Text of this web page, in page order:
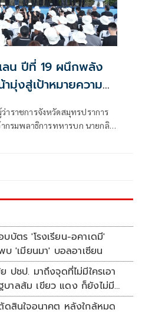
ลน ปีที่ 19 ผนึกพลัง
มุ่งสู่เป้าหมายความ
ราชการจังหวัดสมุทรปราการ
ากรมพลาธิการทหารบก นายกลิ
บัตร 'โรงเรียน-อคาเดมี'
บ 'เมียนมา' บอลอาเซียน
ปชป. มาถึงจุดที่ไม่มีใครเอา
บาลส้ม เขียว แดง ก็ยังไม่มีฟ้า
ดสินใจอนาคต หลังใกล้หมด